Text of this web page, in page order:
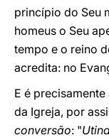
princípio do Seu
homeus o Seu
tempo e o reino
acredita: no
E é
da Igreja, por
conversão: "